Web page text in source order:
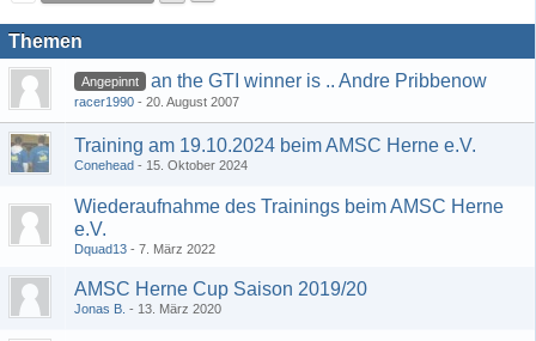
Themen
Angepinnt an the GTI winner is .. Andre Pribbenow
racer1990 20. August 2007
Training am 19.10.2024 beim AMSC Herne e.V.
Conehead 15. Oktober 2024
Wiederaufnahme des Trainings beim AMSC Herne
e.V.
Dquad13 7. März 2022
AMSC Herne Cup Saison 2019/20
Jonas B. 13. März 2020